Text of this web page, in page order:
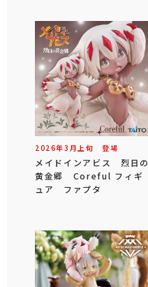
2026年3 月 上旬 登場
メイドインアビス 烈日の
黄金郷 Coreful フィギ
ュア ファプタ